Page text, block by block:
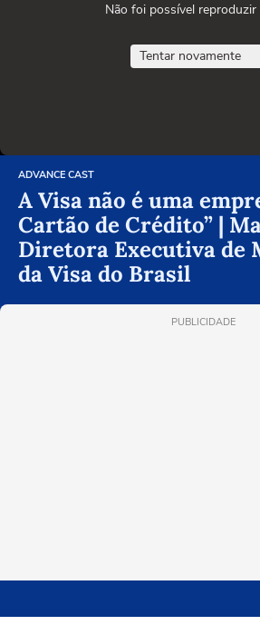
Não foi possível reproduzir
Tentar novamente
ADVANCE CAST
A Visa não é uma
Cartão de Crédito” |
Diretora Executiva de
da Visa do Brasil
PUBLICIDADE